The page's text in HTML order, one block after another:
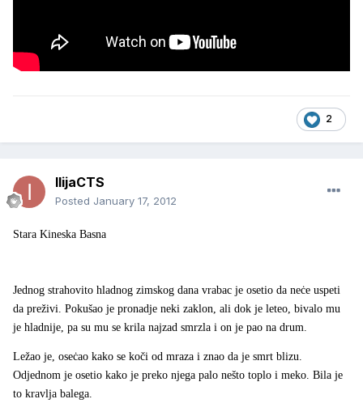
2
IlijaCTS
Posted January 17, 2012
Stara Kineska Basna
Jednog strahovito hladnog zimskog dana vrabac je osetio da neċe uspeti
da preživi. Pokušao je pronadje neki zaklon, ali dok je leteo, bivalo mu
je hladnije, pa su mu se krila najzad smrzla i on je pao na drum.
Ležao je, oseċao kako se koči od mraza i znao da je smrt blizu.
Odjednom je osetio kako je preko njega palo nešto toplo i meko. Bila je
to kravlja balega.